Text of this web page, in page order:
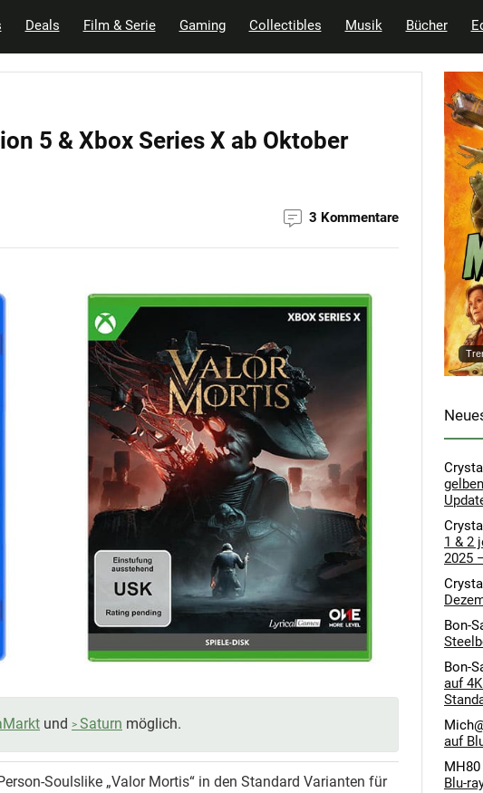
Deals Film & Serie Gaming Collectibles Musik Bücher
5 & Xbox Series X ab Oktober
3 Kommentare
und Saturn möglich.
Soulslike „Valor Mortis“ in den Standard Varianten für
1 & 2
2025
Bon-
Bon-
auf
auf
MH80
Blu-